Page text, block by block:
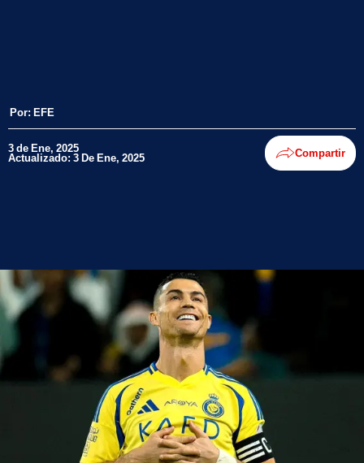
Por: EFE
3 de Ene, 2025
Actualizado: 3 De Ene, 2025 Compartir